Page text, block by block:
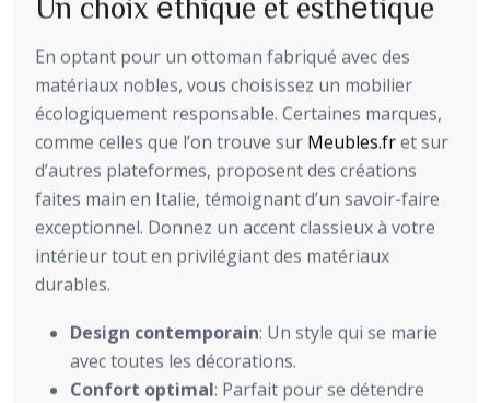
Un choix éthique et esthétique
En optant pour un ottoman fabriqué avec des
matériaux nobles, vous choisissez un mobilier
écologiquement responsable. Certaines marques,
comme celles que l’on trouve sur Meubles.fret sur
d’autres plateformes, proposent des créations
faites main en Italie, témoignant d’un savoir-faire
exceptionnel. Donnez un accent classieux à votre
intérieur tout en privilégiant des matériaux
durables.
Design contemporain: Un style qui se marie
avec toutes les décorations.
Confort optimal: Parfait pour se détendre